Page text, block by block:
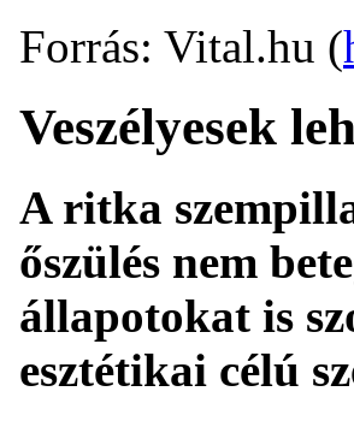
Forrás: Vital.hu (
Veszélyesek
A ritka
őszülés nem
állapotokat is
esztétikai célú